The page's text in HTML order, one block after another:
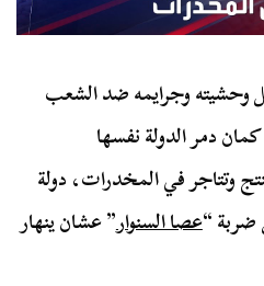
وحشيته وجرايمه ضد الشعب
دمر الدولة نفسها
وتتاجر في المخدرات، دولة
ضربة “عصا السنوار” عشان ينهار